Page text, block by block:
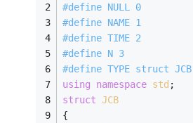
#define NULL 0
#define NAME 1
#define TIME 2
#define N 3
#define TYPE struct JCB
using
namespace std ;
struct JCB
{